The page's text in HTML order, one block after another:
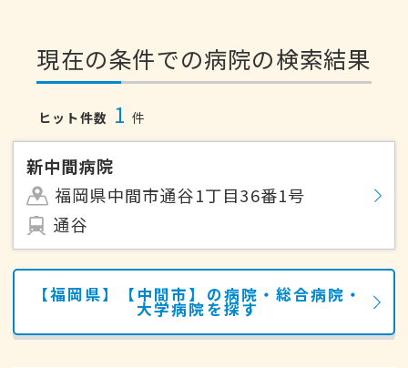
現在の条件での病院の検索結果
ヒット件数 1 件
新中間病院
福岡県中間市通谷1丁目36番1号
通谷
【福岡県】【中間市】の病院・総合病院・
大学病院を探す